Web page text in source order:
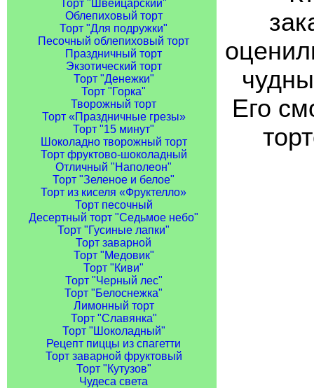
Торт "Швейцарский"
Облепиховый торт
Торт "Для подружки"
Песочный облепиховый торт
Праздничный торт
Экзотический торт
Торт "Денежки"
Торт "Горка"
Творожный торт
Торт «Праздничные грезы»
Торт "15 минут"
Шоколадно творожный торт
Торт фруктово-шоколадный
Отличный "Наполеон"
Торт "Зеленое и белое"
Торт из киселя «Фруктелло»
Торт песочный
Десертный торт "Седьмое небо"
Торт "Гусиные лапки"
Торт заварной
Торт "Медовик"
Торт "Киви"
Торт "Черный лес"
Торт "Белоснежка"
Лимонный торт
Торт "Славянка"
Торт "Шоколадный"
Рецепт пиццы из спагетти
Торт заварной фруктовый
Торт "Кутузов"
Чудеса света
Его